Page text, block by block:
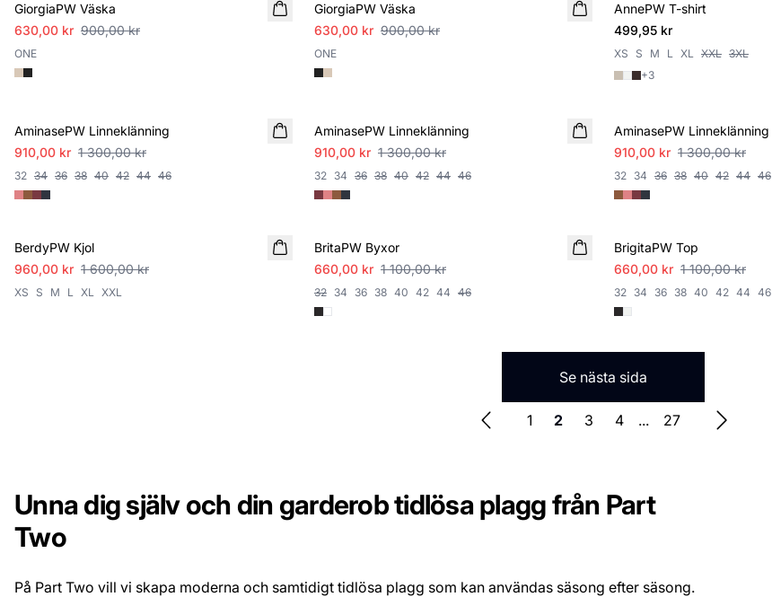
GiorgiaPW Väska
630,00 kr 900,00 kr
ONE
GiorgiaPW Väska
630,00 kr 900,00 kr
ONE
NYHET
AnnePW T-shirt
499,95 kr
XS S M L XL XXL 3XL
+3
AminasePW Linneklänning
910,00 kr 1 300,00 kr
32 34 36 38 40 42 44 46
AminasePW Linneklänning
910,00 kr 1 300,00 kr
32 34 36 38 40 42 44 46
AminasePW Linneklänning
910,00 kr 1 300,00 kr
32 34 36 38 40 42 44 46
BerdyPW Kjol
960,00 kr 1 600,00 kr
XS S M L XL XXL
BritaPW Byxor
660,00 kr 1 100,00 kr
32 34 36 38 40 42 44 46
BrigitaPW Top
660,00 kr 1 100,00 kr
32 34 36 38 40 42 44 46
Se nästa sida
1 2 3 4 ... 27
Unna dig själv och din garderob tidlösa plagg från Part
Two
På Part Two vill vi skapa moderna och samtidigt tidlösa plagg som kan användas säsong efter säsong.